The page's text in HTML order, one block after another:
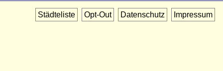
Städteliste Opt-Out Datenschutz Impressum